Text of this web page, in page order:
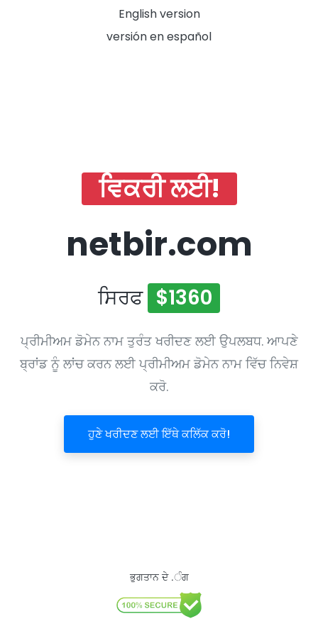
English version
versión en español
ਵਿਕਰੀ ਲਈ!
netbir.com
ਸਿਰਫ $1360
ਪ੍ਰੀਮੀਅਮ ਡੋਮੇਨ ਨਾਮ ਤੁਰੰਤ ਖਰੀਦਣ ਲਈ ਉਪਲਬਧ. ਆਪਣੇ
ਬ੍ਰਾਂਡ ਨੂੰ ਲਾਂਚ ਕਰਨ ਲਈ ਪ੍ਰੀਮੀਅਮ ਡੋਮੇਨ ਨਾਮ ਵਿੱਚ ਨਿਵੇਸ਼
ਕਰੋ.
ਹੁਣੇ ਖਰੀਦਣ ਲਈ ਇੱਥੇ ਕਲਿੱਕ ਕਰੋ!
ਭੁਗਤਾਨ ਦੇ .ੰਗ